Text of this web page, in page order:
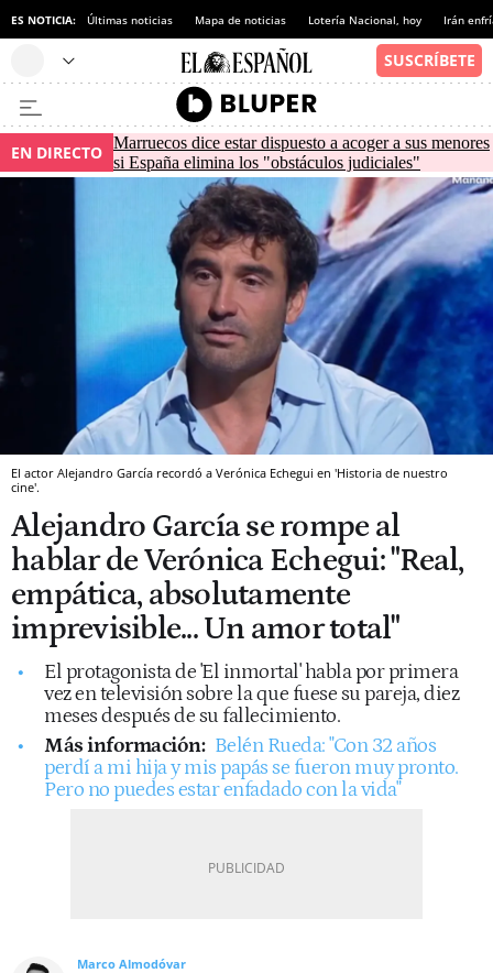
ES NOTICIA: Últimas noticias Mapa de noticias Lotería Nacional, hoy Irán
EN DIRECTO Marruecos dice estar dispuesto a acoger a sus menores
si España elimina los "obstáculos judiciales"
El actor Alejandro García recordó a Verónica Echegui en 'Historia de nuestro
cine'.
Alejandro García se rompe al
hablar de Verónica Echegui: "Real,
empática, absolutamente
imprevisible... Un amor total"
El protagonista de 'El inmortal' habla por primera
vez en televisión sobre la que fuese su pareja, diez
meses después de su fallecimiento.
Más información: Belén Rueda: "Con 32 años
perdí a mi hija y mis papás se fueron muy pronto.
Pero no puedes estar enfadado con la vida"
Marco Almodóvar